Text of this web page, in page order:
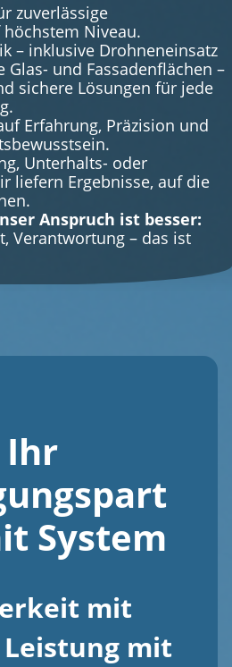
zuverlässige
Niveau.
– inklusive Drohneneinsatz
und Fassadenflächen –
sichere Lösungen für jede
Erfahrung, Präzision und
Unterhalts- oder
liefern Ergebnisse, auf die
Anspruch ist besser:
Verantwortung – das ist
Ihr
System
mit
Leistung mit